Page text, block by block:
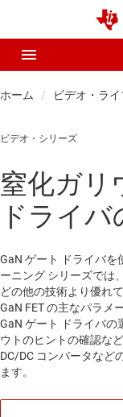
ホーム ビデオ・ライ
ビデオ・シリーズ
窒化ガリ
ドライバ
GaN ゲート ドライバ
ーニング シリーズでは
どの他の技術より優れ
GaN FET の主なパラメ
GaN ゲート ドライバ
ウトのヒントの確認な
DC/DC コンバータなど
ます。